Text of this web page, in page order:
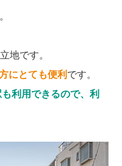
。
地です。
にとても便利 です。
利用できるので、利